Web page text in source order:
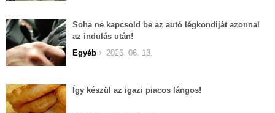
Soha ne kapcsold be az autó légkondiját azonnal
az indulás után!
Egyéb
2026. 06. 13.
Így készül az igazi piacos lángos!